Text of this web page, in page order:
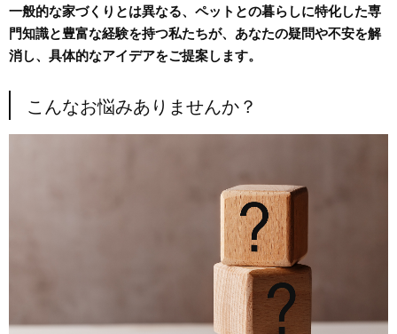
一般的な家づくりとは異なる、ペットとの暮らしに特化した専
門知識と豊富な経験を持つ私たちが、あなたの疑問や不安を解
消し、具体的なアイデアをご提案します。
こんなお悩みありませんか？